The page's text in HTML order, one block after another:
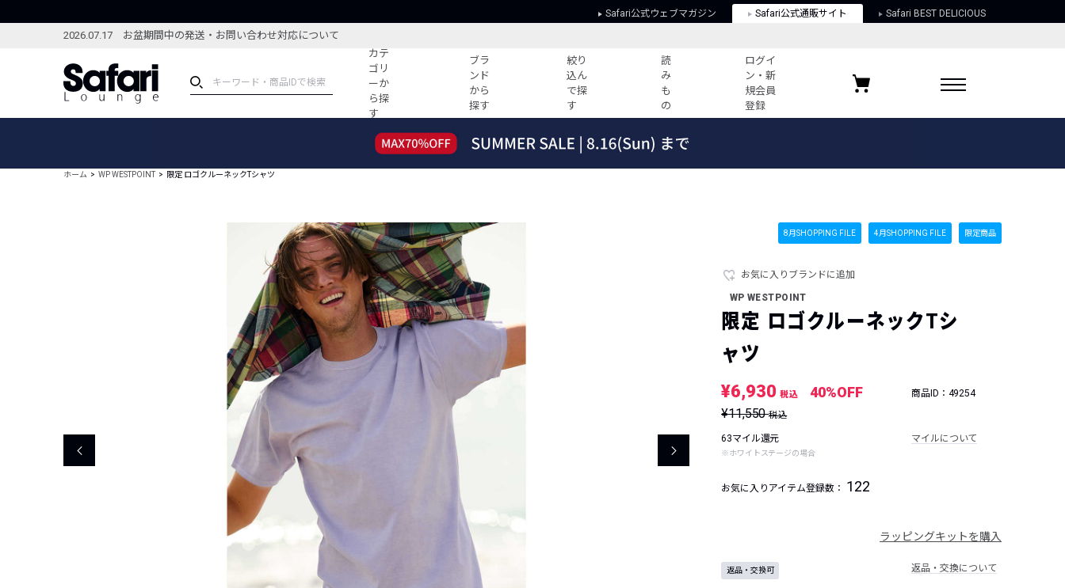
Safari公式ウェブマガジン Safari公式通販サイト Safari BEST DELICIOUS
2026.07.17 お盆期間中の発送・お問い合わせ対応について
カテ
ゴリ
ーか
ら探
す
ブラ
ンド
から
探す
絞り
込ん
で探
す
読
み
も
の
ログイ
ン・新
規会員
登録
ブランドから探す
特集記事
コーディネート
編集部のおすすめコーディネート
すべての記事
HOTなコーデ TOP20
新ブランドご紹介！
人気記事ランキング
バイヤーズ レコメンド
今週の別注アイテム
ウィークリーコーデ
レコメンドアイテム
ピックアップアイテム
セールおすすめアイテム
人気アイテム TOP 15
特定商取引に関する法律
お気に入りブランド
ホーム WP WESTPOINT 限定 ロゴクルーネックTシャツ
限定商品
4月SHOPPING FILE
8月SHOPPING FILE
お気に入りブランドに追加
WP WESTPOINT
限定 ロゴクルーネックTシ
ャツ
¥6,930税込 40%OFF 商品ID：49254
¥11,550税込
63マイル還元
※ホワイトステージの場合
マイルについて
お気に入りアイテム登録数： 122
ラッピングキットを購入
返品・交換可 返品・交換について